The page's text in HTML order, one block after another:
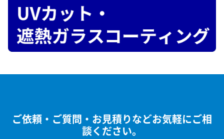
ご依頼・ご質問・お見積りなどお気軽にご相
談ください。